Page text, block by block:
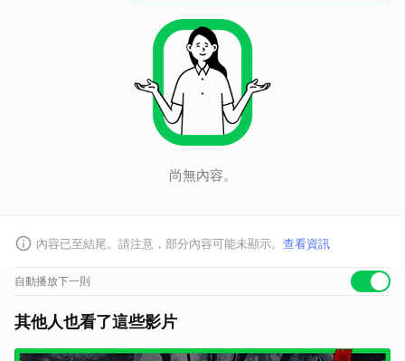
尚無內容。
內容已至結尾。請注意，部分內容可能未顯示。 查看資訊
自動播放下一則
其他人也看了這些影片